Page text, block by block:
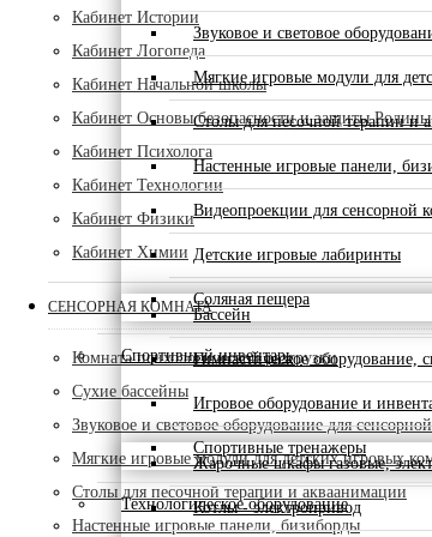
Звуковое и световое
Мягкие игровые модули для
Столы для песочной терапии и
Настенные игровые панели,
Видеопроекции для сенсорной
Детские игровые лабиринты
Соляная пещера
Спортивный инвентарь
Бассейн
Гимнастическое оборудование,
Игровое оборудование и
Спортивные тренажеры
Технологическое оборудование
Жарочные шкафы газовые,
Котлы - электропривод
Кабинет Истории
Кабинет Логопеда
Кабинет Начальной школы
Кабинет Основы безопасности и защиты Родины
Кабинет Психолога
Кабинет Технологии
Кабинет Физики
Кабинет Химии
СЕНСОРНАЯ КОМНАТА
Комната психологической разгрузки
Сухие бассейны
Звуковое и световое оборудование для
Мягкие игровые модули для детских игровых
Столы для песочной терапии и акваанимации
Настенные игровые панели, бизиборды